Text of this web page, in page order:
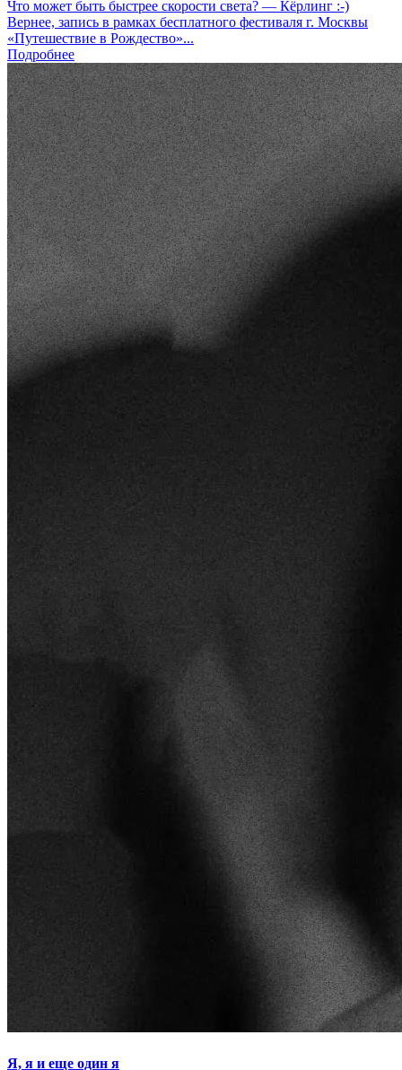
Что может быть быстрее скорости света? — Кёрлинг :-)
Вернее, запись в рамках бесплатного фестиваля г. Москвы
«Путешествие в Рождество»...
Подробнее
Я, я и еще один я